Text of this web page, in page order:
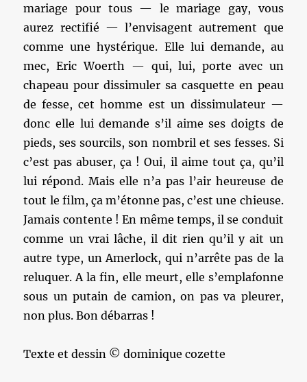
mariage pour tous — le mariage gay, vous
aurez rectifié — l’envisagent autrement que
comme une hystérique. Elle lui demande, au
mec, Eric Woerth — qui, lui, porte avec un
chapeau pour dissimuler sa casquette en peau
de fesse, cet homme est un dissimulateur —
donc elle lui demande s’il aime ses doigts de
pieds, ses sourcils, son nombril et ses fesses. Si
c’est pas abuser, ça ! Oui, il aime tout ça, qu’il
lui répond. Mais elle n’a pas l’air heureuse de
tout le film, ça m’étonne pas, c’est une chieuse.
Jamais contente ! En même temps, il se conduit
comme un vrai lâche, il dit rien qu’il y ait un
autre type, un Amerlock, qui n’arrête pas de la
reluquer. A la fin, elle meurt, elle s’emplafonne
sous un putain de camion, on pas va pleurer,
non plus. Bon débarras !
Texte et dessin © dominique cozette